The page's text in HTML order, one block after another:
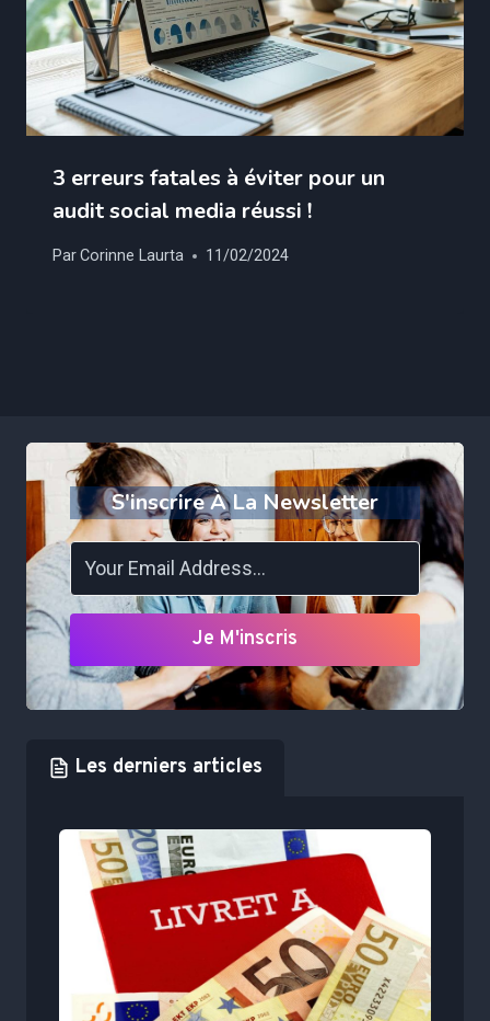
3 erreurs fatales à éviter pour un
audit social media réussi !
ParCorinne Laurta 11/02/2024
S'inscrire À La Newsletter
Je M'inscris
Les derniers articles